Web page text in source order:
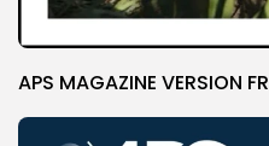
APS MAGAZINE VERSION FR